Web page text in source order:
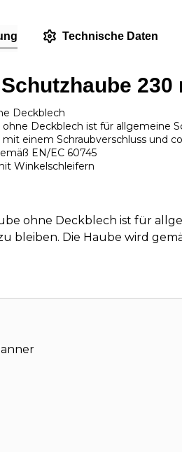
Technische Daten
230
Deckblech
Deckblech ist für allgemeine
einem Schraubverschluss und
EN/EC 60745
Winkelschleifern
ohne Deckblech ist für
bleiben. Die Haube wird